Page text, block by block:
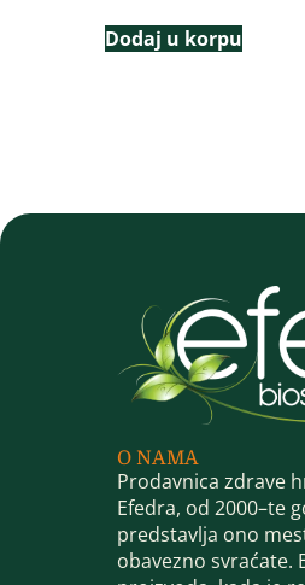
Dodaj u korpu
O NAMA
Prodavnica zdrave
Efedra, od 2000–te
predstavlja ono
obavezno svraćate.